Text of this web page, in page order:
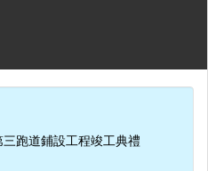
跑道鋪設工程竣工典禮